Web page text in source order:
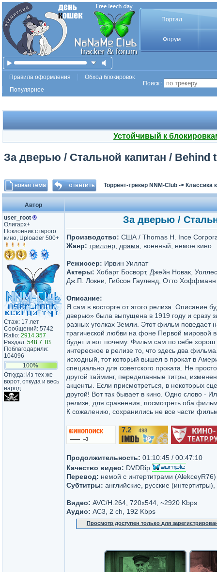
Портал
Форум
Правила оформления
Обход блокировок
Популярное
Поиск :
Устойчивый к
За дверью / Стальной капитан / Behind
Торрент-трекер NNM-Club -> Классика
Автор
user_root ®
Олигарх+
Поклонник старого
кино, Uploader 500+
Стаж: 17 лет
Сообщений: 5742
Ratio: 2914.357
Раздал: 548.7 TB
Поблагодарили:
104096
100%
Откуда: Из тех же
ворот, откуда и весь
народ.
За дверью /
Производство: США / Thomas H. Ince
Жанр: триллер драма , военный, немое кино
Режиссер: Ирвин Уиллат
Актеры: Хобарт Босворт, Джейн Новак,
Дж.П. Локни, Гибсон Гауленд, Отто Хоффманн
Описание:
Я сам в восторге от этого релиза. Описание
дверью» была выпущена в 1919 году и сразу
разных уголках Земли. Этот фильм поведает
трагической любви на фоне Первой мировой
будет и вот почему. Фильм сам по себе
интересное в релизе то, что здесь два
исходный, тот который вышел в прокат в
специально для советского проката. Не
другой тайминг, переделанные титры,
акценты. Если присмотреться, в некоторых
другой! Вот так бывает в кино. Одно слово -
релизе, для сравнения, посмотреть оба
К сожалению, сохранились не все части
7.2 498
Продолжительность: 01:10:45 / 00:47:10
Качество видео: DVDRip
Перевод: немой с интертитрами (AlekceyR76)
Субтитры: английские, русские (интертитры),
Видео: AVC/H.264, 720x544, ~2920 Kbps
Аудио: AC3, 2 ch, 192 Kbps
Просмотр доступен только для